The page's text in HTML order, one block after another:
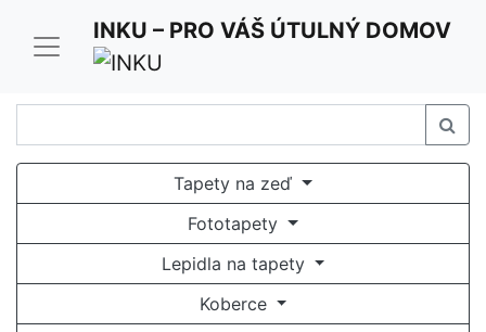
Pro optimální funkci našich stránek používáme cookies.
Užíváním stránek inku.cz souhlasíte s jejich
používáním.Rozumím a souhlasím
INKU – PRO VÁŠ ÚTULNÝ DOMOV
Tapety na zeď
Fototapety
Lepidla na tapety
Koberce